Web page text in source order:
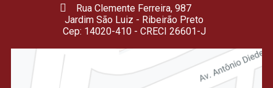
Rua Clemente Ferreira, 987
Jardim São Luiz - Ribeirão Preto
Cep: 14020-410 - CRECI 26601-J